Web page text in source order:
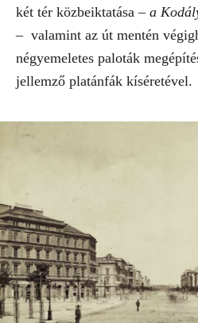
két tér közbeiktatása– a
– valamint az út mentén
négyemeletes paloták
jellemző platánfák kíséretével.